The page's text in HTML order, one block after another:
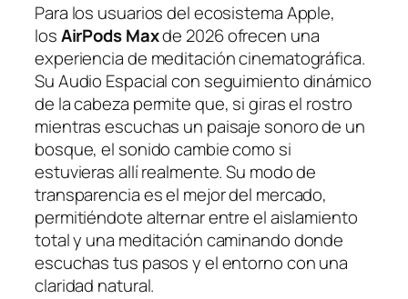
Para los usuarios del ecosistema Apple,
losAirPods Maxde 2026 ofrecen una
experiencia de meditación cinematográfica.
Su Audio Espacial con seguimiento dinámico
de la cabeza permite que, si giras el rostro
mientras escuchas un paisaje sonoro de un
bosque, el sonido cambie como si
estuvieras allí realmente. Su modo de
transparencia es el mejor del mercado,
permitiéndote alternar entre el aislamiento
total y una meditación caminando donde
escuchas tus pasos y el entorno con una
claridad natural.